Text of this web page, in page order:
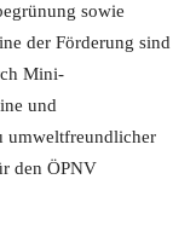
sowie
der Förderung sind
Mini-
und
umweltfreundlicher
den ÖPNV